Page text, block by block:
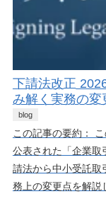
下請法改正
み解く実務の変
blog
この記事の要約：
公表された「企業取
請法から中小受託取
務上の変更点を解説